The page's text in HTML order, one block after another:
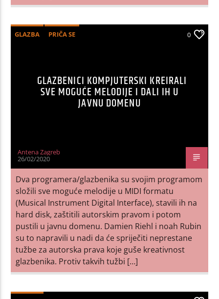
GLAZBA PRIČA SE 0
GLAZBENICI KOMPJUTERSKI KREIRALI
SVE MOGUĆE MELODIJE I DALI IH U
JAVNU DOMENU
Antena Zagreb
26/02/2020
Dva programera/glazbenika su svojim programom
složili sve moguće melodije u MIDI formatu
(Musical Instrument Digital Interface), stavili ih na
hard disk, zaštitili autorskim pravom i potom
pustili u javnu domenu. Damien Riehl i noah Rubin
su to napravili u nadi da će spriječiti neprestane
tužbe za autorska prava koje guše kreativnost
glazbenika. Protiv takvih tužbi […]